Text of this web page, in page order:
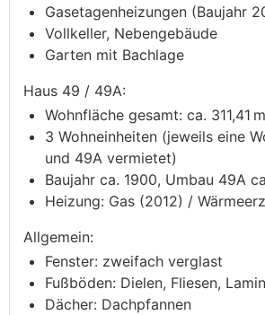
Gasetagenheizungen (Baujahr
Vollkeller, Nebengebäude
Garten mit Bachlage
Haus 49 / 49A:
Wohnfläche gesamt: ca. 311,41
3 Wohneinheiten (jeweils eine
und 49A vermietet)
Baujahr ca. 1900, Umbau 49A
Heizung: Gas (2012) /
Allgemein:
Fenster: zweifach verglast
Fußböden: Dielen, Fliesen,
Dächer: Dachpfannen